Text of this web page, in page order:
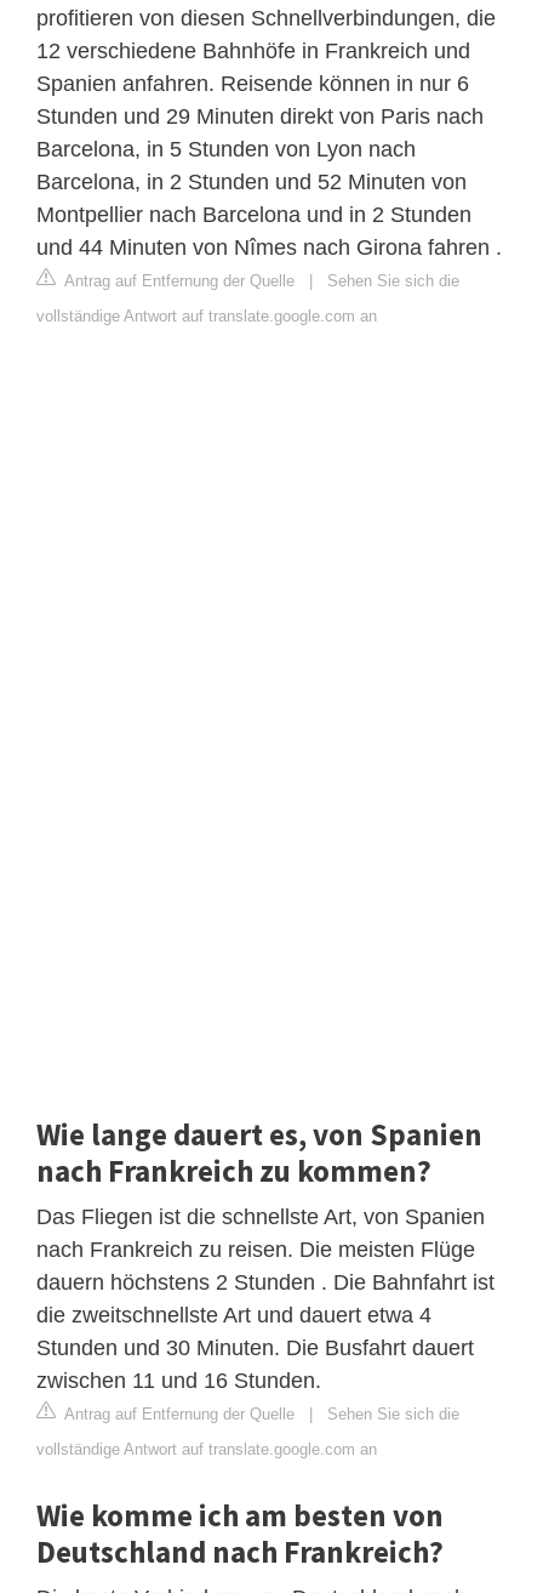
profitieren von diesen Schnellverbindungen, die
12 verschiedene Bahnhöfe in Frankreich und
Spanien anfahren. Reisende können in nur 6
Stunden und 29 Minuten direkt von Paris nach
Barcelona, ​​in 5 Stunden von Lyon nach
Barcelona, ​​in 2 Stunden und 52 Minuten von
Montpellier nach Barcelona und in 2 Stunden
und 44 Minuten von Nîmes nach Girona fahren .
Antrag auf Entfernung der Quelle | Sehen Sie sich die
vollständige Antwort auf translate.google.com an
Wie lange dauert es, von Spanien
nach Frankreich zu kommen?
Das Fliegen ist die schnellste Art, von Spanien
nach Frankreich zu reisen. Die meisten Flüge
dauern höchstens 2 Stunden . Die Bahnfahrt ist
die zweitschnellste Art und dauert etwa 4
Stunden und 30 Minuten. Die Busfahrt dauert
zwischen 11 und 16 Stunden.
Antrag auf Entfernung der Quelle | Sehen Sie sich die
vollständige Antwort auf translate.google.com an
Wie komme ich am besten von
Deutschland nach Frankreich?